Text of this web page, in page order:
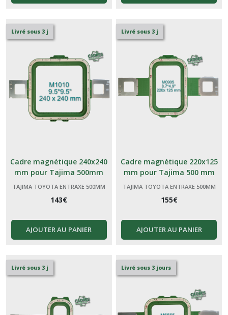
Livré sous 3 j
Cadre magnétique 240x240
mm pour Tajima 500mm
TAJIMA TOYOTA ENTRAXE 500MM
143€
AJOUTER AU PANIER
Livré sous 3 j
Cadre magnétique 220x125
mm pour Tajima 500 mm
TAJIMA TOYOTA ENTRAXE 500MM
155€
AJOUTER AU PANIER
Livré sous 3 j Livré sous 3 jours